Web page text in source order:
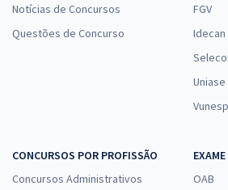
Notícias de Concursos
Questões de Concurso
FGV
Idecan
Uniase
Vunesp
CONCURSOS POR PROFISSÃO
Concursos Administrativos
OAB